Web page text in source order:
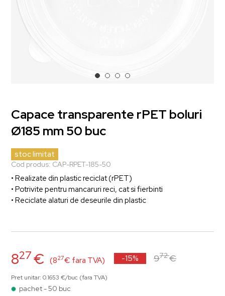
Capace transparente rPET boluri
Ø185 mm 50 buc
stoc limitat
Cod produs: CAP-RPET-185-50
• Realizate din plastic reciclat (rPET)
• Potrivite pentru mancaruri reci, cat si fierbinti
• Reciclate alaturi de deseurile din plastic
827€ (827€ fara TVA) -15% 972€
Pret unitar: 0.1653 €/buc (fara TVA)
pachet - 50 buc